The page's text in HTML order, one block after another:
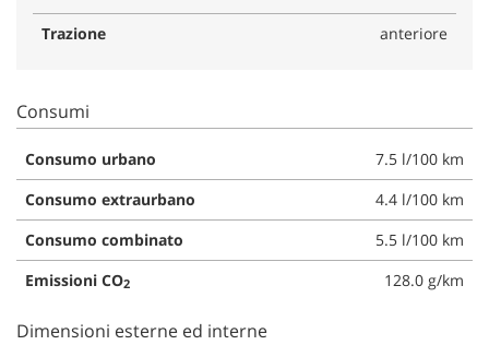
Trazione
anteriore
Consumi
Consumo urbano
7.5 l/100 km
Consumo extraurbano
4.4 l/100 km
Consumo combinato
5.5 l/100 km
Emissioni CO2 128.0 g/km
Dimensioni esterne ed interne